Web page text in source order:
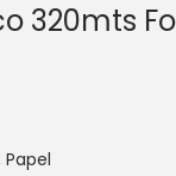
320mts
Papel